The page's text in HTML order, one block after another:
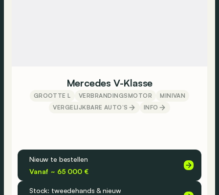
Mercedes V-Klasse
GROOTTE L VERBRANDINGSMOTOR
MINIVAN
VERGELIJKBARE AUTO’S
INFO
Nieuw te bestellen
Vanaf ~ 65 000 €
Stock: tweedehands & nieuw